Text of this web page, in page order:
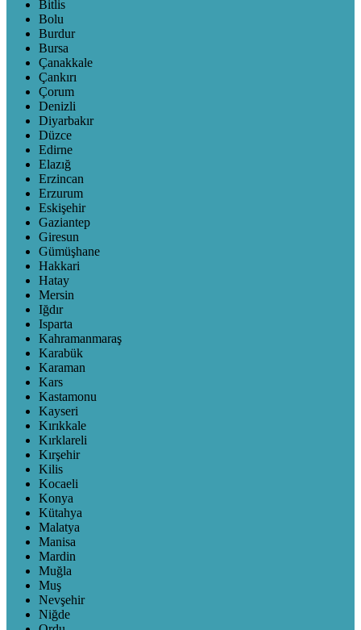
Bitlis
Bolu
Burdur
Bursa
Çanakkale
Çankırı
Çorum
Denizli
Diyarbakır
Düzce
Edirne
Elazığ
Erzincan
Erzurum
Eskişehir
Gaziantep
Giresun
Gümüşhane
Hakkari
Hatay
Mersin
Iğdır
Isparta
Kahramanmaraş
Karabük
Karaman
Kars
Kastamonu
Kayseri
Kırıkkale
Kırklareli
Kırşehir
Kilis
Kocaeli
Konya
Kütahya
Malatya
Manisa
Mardin
Muğla
Muş
Nevşehir
Niğde